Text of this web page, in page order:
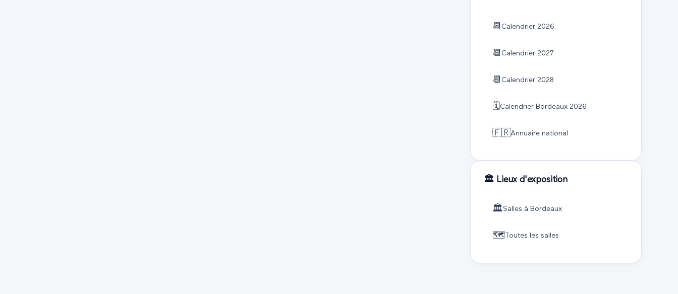
📆 Calendrier 2026
📆 Calendrier 2027
📆 Calendrier 2028
🗓️Calendrier Bordeaux 2026
🇫🇷Annuaire national
🏛️ Lieux d'exposition
🏛️Salles à Bordeaux
🗺️ Toutes les salles